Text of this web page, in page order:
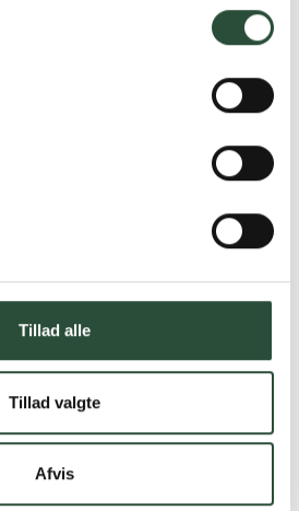
Tillad alle
Tillad valgte
Afvis